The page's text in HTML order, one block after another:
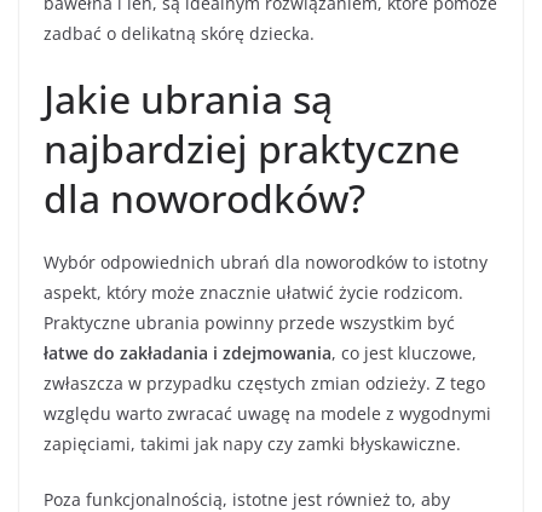
zadbać o delikatną skórę dziecka.
Jakie ubrania są
najbardziej praktyczne
dla noworodków?
Wybór odpowiednich ubrań dla noworodków to istotny
aspekt, który może znacznie ułatwić życie rodzicom.
Praktyczne ubrania powinny przede wszystkim być
łatwe do zakładania i zdejmowania, co jest kluczowe,
zwłaszcza w przypadku częstych zmian odzieży. Z tego
względu warto zwracać uwagę na modele z wygodnymi
zapięciami, takimi jak napy czy zamki błyskawiczne.
Poza funkcjonalnością, istotne jest również to, aby